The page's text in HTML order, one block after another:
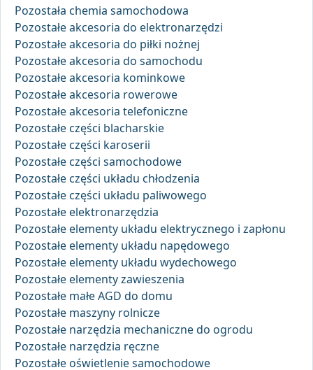
Pozostała chemia samochodowa
Pozostałe akcesoria do elektronarzędzi
Pozostałe akcesoria do piłki nożnej
Pozostałe akcesoria do samochodu
Pozostałe akcesoria kominkowe
Pozostałe akcesoria rowerowe
Pozostałe akcesoria telefoniczne
Pozostałe części blacharskie
Pozostałe części karoserii
Pozostałe części samochodowe
Pozostałe części układu chłodzenia
Pozostałe części układu paliwowego
Pozostałe elektronarzędzia
Pozostałe elementy układu elektrycznego i zapłonu
Pozostałe elementy układu napędowego
Pozostałe elementy układu wydechowego
Pozostałe elementy zawieszenia
Pozostałe małe AGD do domu
Pozostałe maszyny rolnicze
Pozostałe narzędzia mechaniczne do ogrodu
Pozostałe narzędzia ręczne
Pozostałe oświetlenie samochodowe